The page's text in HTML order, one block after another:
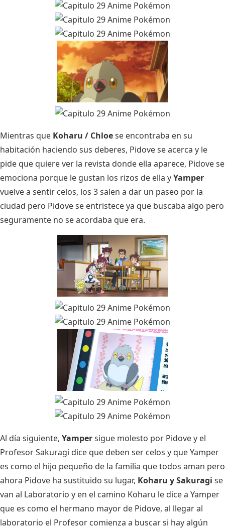
Mientras que Koharu / Chloese encontraba en su
habitación haciendo sus deberes, Pidove se acerca y le
pide que quiere ver la revista donde ella aparece, Pidove se
emociona porque le gustan los rizos de ella yYamper
vuelve a sentir celos, los 3 salen a dar un paseo por la
ciudad pero Pidove se entristece ya que buscaba algo pero
seguramente no se acordaba que era.
Al día siguiente, Yampersigue molesto por Pidove y el
Profesor Sakuragi dice que deben ser celos y que Yamper
es como el hijo pequeño de la familia que todos aman pero
ahora Pidove ha sustituido su lugar, Koharu y Sakuragi se
van al Laboratorio y en el camino Koharu le dice a Yamper
que es como el hermano mayor de Pidove, al llegar al
laboratorio el Profesor comienza a buscar si hay algún